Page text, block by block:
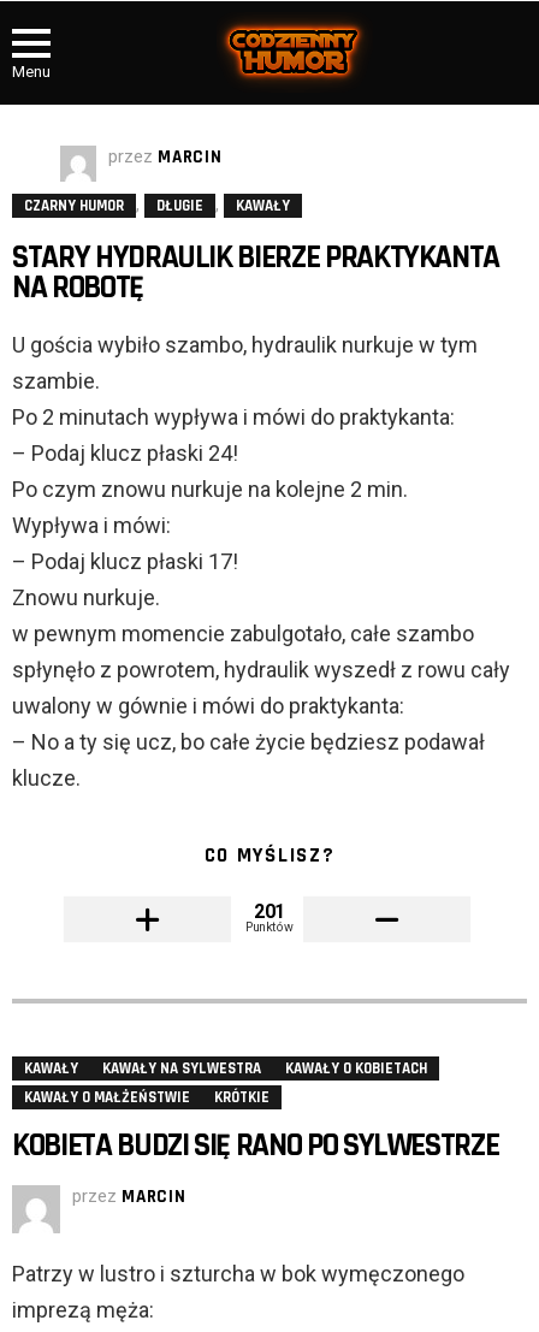
Menu
przez MARCIN
CZARNY HUMOR , DŁUGIE , KAWAŁY
STARY HYDRAULIK BIERZE PRAKTYKANTA
NA ROBOTĘ
U gościa wybiło szambo, hydraulik nurkuje w tym
szambie.
Po 2 minutach wypływa i mówi do praktykanta:
– Podaj klucz płaski 24!
Po czym znowu nurkuje na kolejne 2 min.
Wypływa i mówi:
– Podaj klucz płaski 17!
Znowu nurkuje.
w pewnym momencie zabulgotało, całe szambo
spłynęło z powrotem, hydraulik wyszedł z rowu cały
uwalony w gównie i mówi do praktykanta:
– No a ty się ucz, bo całe życie będziesz podawał
klucze.
CO MYŚLISZ?
201
Punktów
KAWAŁY KAWAŁY NA SYLWESTRA
KAWAŁY O KOBIETACH
KAWAŁY O MAŁŻEŃSTWIE
KRÓTKIE
KOBIETA BUDZI SIĘ RANO PO SYLWESTRZE
przez MARCIN
Patrzy w lustro i szturcha w bok wymęczonego
imprezą męża: